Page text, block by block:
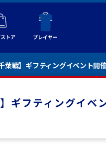
葉戦】ギフティングイベント開
ギフティングイベ